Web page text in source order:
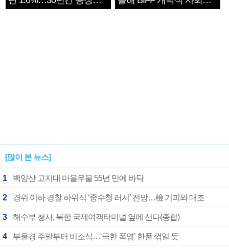
1182개팀 전수조사
확정
[많이 본 뉴스]
1 백양산 고지대 마을우물 55년 만에 바닥
2 경위 이하 경찰 하위직 ‘중수청 러시’ 전망…檢 기피와 대조
3 해수부 청사, 북항 국제여객터미널 옆에 선다(종합)
4 부울경 주말부터 비소식…‘극한 폭염’ 한풀 꺾일 듯